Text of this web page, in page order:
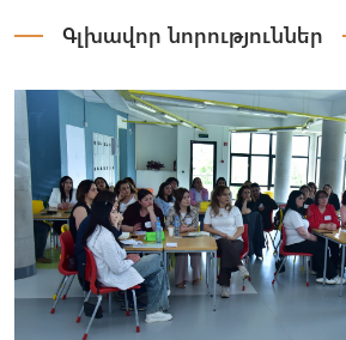
Մեդիահանգույց
Հարցեր «Այբ»–ին
Գլխավոր նորություններ